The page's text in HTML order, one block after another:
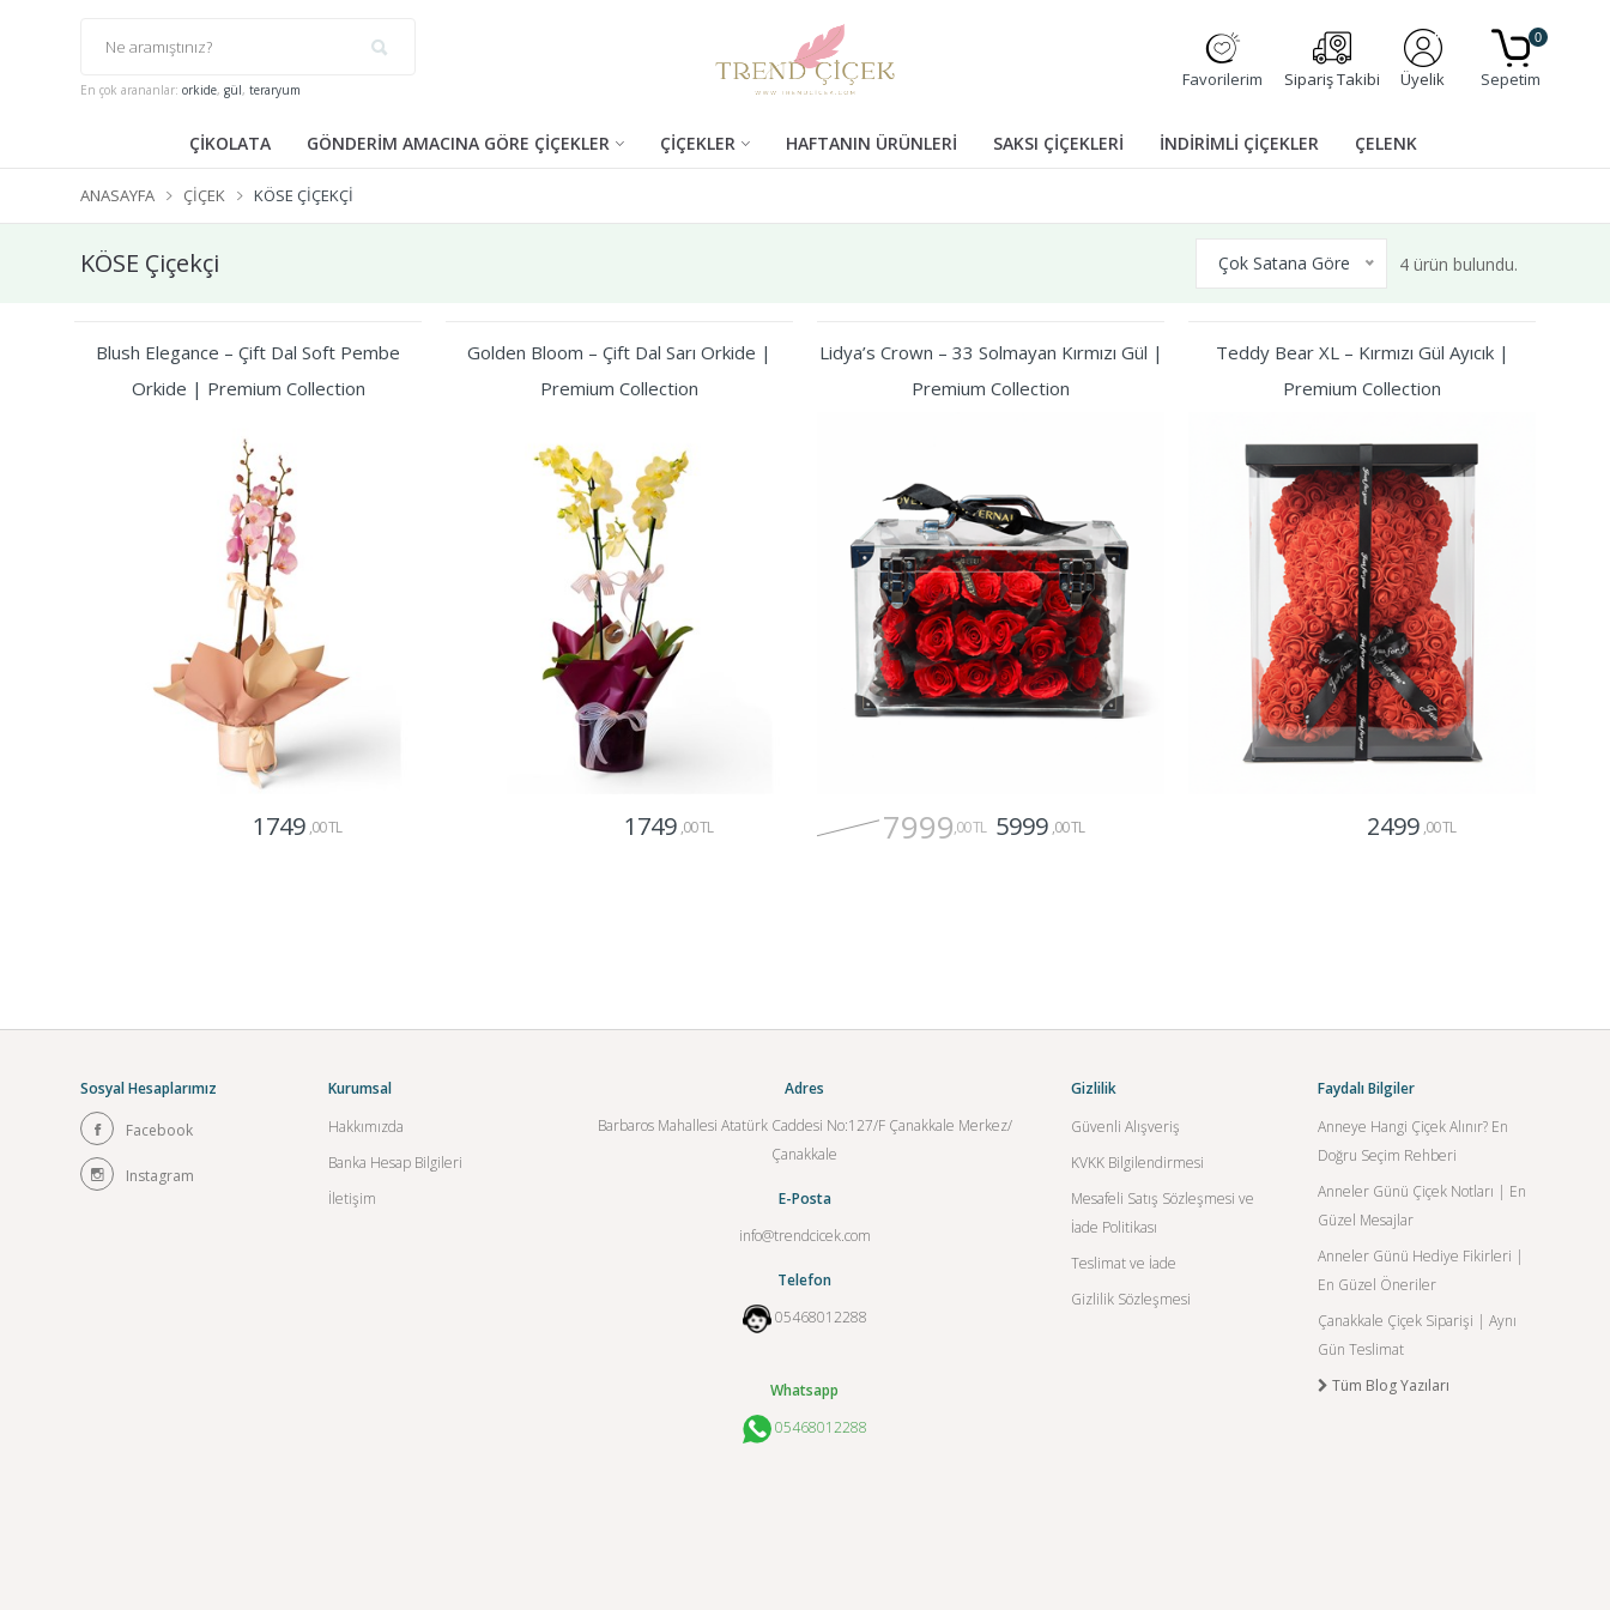
En çok arananlar: orkide, gül, teraryum Favorilerim Sipariş Takibi Üyelik Sepetim
0
ÇİKOLATA GÖNDERİM AMACINA GÖRE ÇİÇEKLER ÇİÇEKLER HAFTANIN ÜRÜNLERİ SAKSI ÇİÇEKLERİ İNDİRİMLİ ÇİÇEKLER ÇELENK
ANASAYFA ÇIÇEK KÖSE ÇIÇEKÇI
KÖSE Çiçekçi Çok Satana Göre 4 ürün bulundu.
Blush Elegance – Çift Dal Soft Pembe
Orkide | Premium Collection
1749 ,00 TL
Golden Bloom – Çift Dal Sarı Orkide |
Premium Collection
1749 ,00 TL
Lidya’s Crown – 33 Solmayan Kırmızı Gül |
Premium Collection
7999,00 TL 5999 ,00 TL
Teddy Bear XL – Kırmızı Gül Ayıcık |
Premium Collection
2499 ,00 TL
Sosyal Hesaplarımız
Facebook
Instagram
Kurumsal
Hakkımızda
Banka Hesap Bilgileri
İletişim
Adres
Barbaros Mahallesi Atatürk Caddesi No:127/F Çanakkale Merkez/
Çanakkale
E-Posta
info@trendcicek.com
Telefon
05468012288
Whatsapp
05468012288
Gizlilik
Güvenli Alışveriş
KVKK Bilgilendirmesi
Mesafeli Satış Sözleşmesi ve
İade Politikası
Teslimat ve İade
Gizlilik Sözleşmesi
Faydalı Bilgiler
Anneye Hangi Çiçek Alınır? En
Doğru Seçim Rehberi
Anneler Günü Çiçek Notları | En
Güzel Mesajlar
Anneler Günü Hediye Fikirleri |
En Güzel Öneriler
Çanakkale Çiçek Siparişi | Aynı
Gün Teslimat
Tüm Blog Yazıları